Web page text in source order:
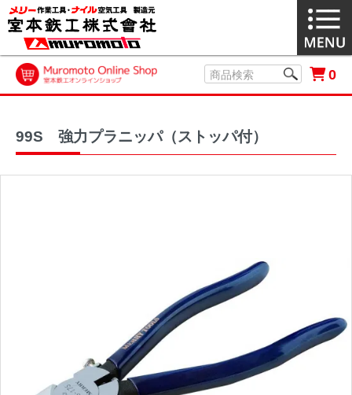
0
99S 強力プラニッパ（ストッパ付）